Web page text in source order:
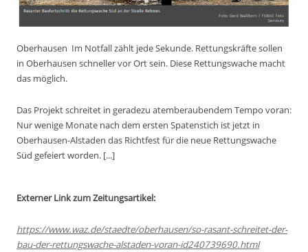
Oberhausen Im Notfall zählt jede Sekunde. Rettungskräfte sollen
in Oberhausen schneller vor Ort sein. Diese Rettungswache macht
das möglich.
Das Projekt schreitet in geradezu atemberaubendem Tempo voran:
Nur wenige Monate nach dem ersten Spatenstich ist jetzt in
Oberhausen-Alstaden das Richtfest für die neue Rettungswache
Süd gefeiert worden. [...]
Externer Link zum Zeitungsartikel:
https://www.waz.de/staedte/oberhausen/so-rasant-schreitet-der-
bau-der-rettungswache-alstaden-voran-id240739690.html